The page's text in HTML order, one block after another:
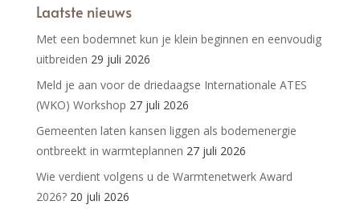
Laatste nieuws
Met een bodemnet kun je klein beginnen en eenvoudig
uitbreiden 29 juli 2026
Meld je aan voor de driedaagse Internationale ATES
(WKO) Workshop 27 juli 2026
Gemeenten laten kansen liggen als bodemenergie
ontbreekt in warmteplannen 27 juli 2026
Wie verdient volgens u de Warmtenetwerk Award
2026? 20 juli 2026